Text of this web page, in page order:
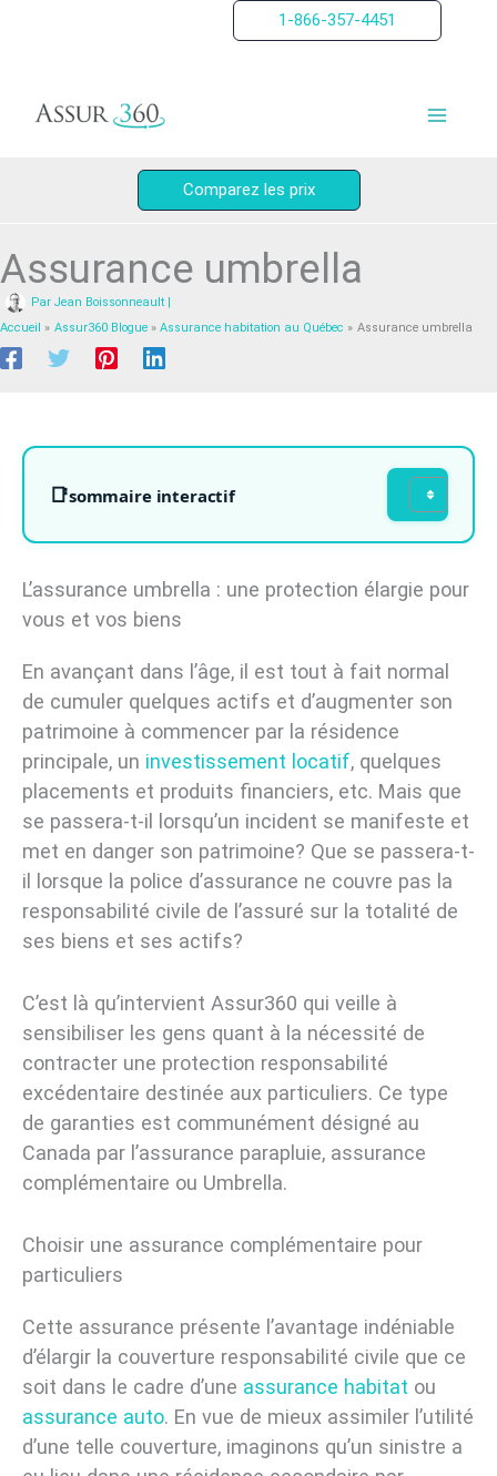
1-866-357-4451
Comparez les prix
Assurance umbrella
Par Jean Boissonneault |
Accueil
Assur360 Blogue Assurance habitation au Québec Assurance umbrella
sommaire interactif
L’assurance umbrella : une protection élargie pour
vous et vos biens
En avançant dans l’âge, il est tout à fait normal
de cumuler quelques actifs et d’augmenter son
patrimoine à commencer par la résidence
principale, un investissement locatif, quelques
placements et produits financiers, etc. Mais que
se passera-t-il lorsqu’un incident se manifeste et
met en danger son patrimoine? Que se passera-t-
il lorsque la police d’assurance ne couvre pas la
responsabilité civile de l’assuré sur la totalité de
ses biens et ses actifs?
C’est là qu’intervient Assur360 qui veille à
sensibiliser les gens quant à la nécessité de
contracter une protection responsabilité
excédentaire destinée aux particuliers. Ce type
de garanties est communément désigné au
Canada par l’assurance parapluie, assurance
complémentaire ou Umbrella.
Choisir une assurance complémentaire pour
particuliers
Cette assurance présente l’avantage indéniable
d’élargir la couverture responsabilité civile que ce
soit dans le cadre d’une assurance habitat ou
assurance auto. En vue de mieux assimiler l’utilité
d’une telle couverture, imaginons qu’un sinistre a